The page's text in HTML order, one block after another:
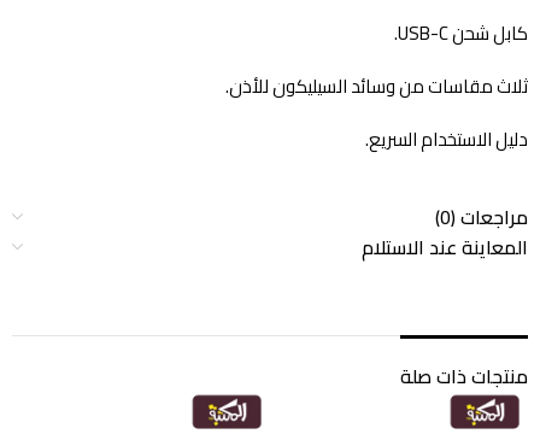
كابل شحن USB-C.
ثلاث مقاسات من وسائد السيليكون للأذن.
دليل الاستخدام السريع.
مراجعات (0)
المعاينة عند الاستلام
منتجات ذات صلة